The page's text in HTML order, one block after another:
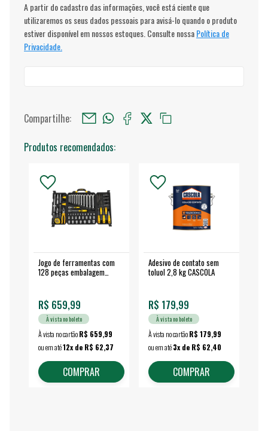
A partir do cadastro das informações, você está ciente que
utilizaremos os seus dados pessoais para avisá-lo quando o produto
estiver disponível em nossos estoques. Consulte nossaPolítica de
Privacidade.
Compartilhe:
Produtos recomendados:
Jogo de ferramentas com
128 peças embalagem
R$ 659,99
À vista no boleto
À vista no cartãoR$ 659,99
ou em até12x de R$ 62,37
COMPRAR
Adesivo de contato sem
toluol 2,8 kg CASCOLA
R$ 179,99
À vista no boleto
À vista no cartãoR$ 179,99
ou em até3x de R$ 62,40
COMPRAR